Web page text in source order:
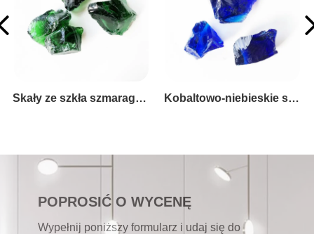
Kobaltowo-niebieskie szklane skały Jasnozielone szklane skały
POPROSIĆ O WYCENĘ
Wypełnij poniższy formularz i udaj się do